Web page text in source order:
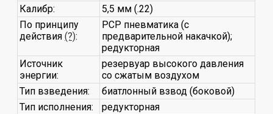
Калибр:
5,5 мм (.22)
По принципу
действия(?):
PCP пневматика (с
предварительной накачкой);
редукторная
Источник
энергии:
резервуар высокого давления
со сжатым воздухом
Тип взведения:
биатлонный взвод (боковой)
Тип исполнения:
редукторная